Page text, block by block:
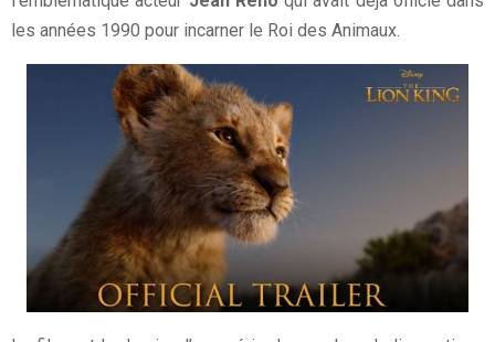
les années 1990 pour incarner le Roi des Animaux.